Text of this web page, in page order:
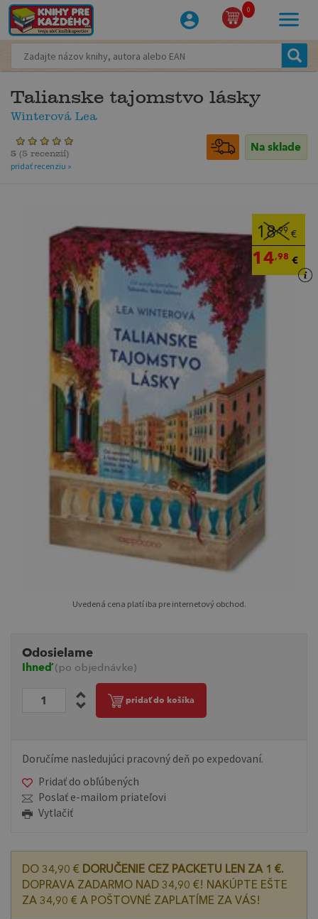
0
Talianske tajomstvo lásky
Winterová Lea
Na sklade
5 (5 recenzií)
pridať recenziu »
18,99 €
14,98 €
Uvedená cena platí iba pre internetový obchod.
Odosielame
Ihneď(po objednávke)
pridať do košíka
Doručíme nasledujúci pracovný deň po expedovaní.
Pridať do obľúbených
Poslať e-mailom priateľovi
Vytlačiť
DO 34,90 € DORUČENIE CEZ PACKETU LEN ZA 1 €.
DOPRAVA ZADARMO NAD 34,90 €! NAKÚPTE EŠTE
ZA 34,90 € A POŠTOVNÉ ZAPLATÍME ZA VÁS!